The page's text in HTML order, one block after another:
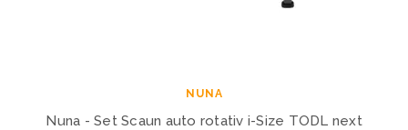
NUNA
Nuna - Set Scaun auto rotativ i-Size TODL next